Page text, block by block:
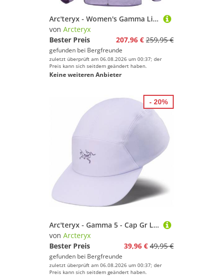
Arc'teryx - Women's Gamma Lightweight Hoody - Softshelljacke Gr XL lila
von Arcteryx
Bester Preis
207,96 € 259,95 €
gefunden bei Bergfreunde
zuletzt überprüft am 06.08.2026 um 00:37; der
Preis kann sich seitdem geändert haben.
Keine weiteren Anbieter
Arc'teryx - Gamma 5 - Cap Gr L/XL - 58-60 cm lila
von Arcteryx
Bester Preis
39,96 € 49,95 €
gefunden bei Bergfreunde
zuletzt überprüft am 06.08.2026 um 00:37; der
Preis kann sich seitdem geändert haben.
- 20%